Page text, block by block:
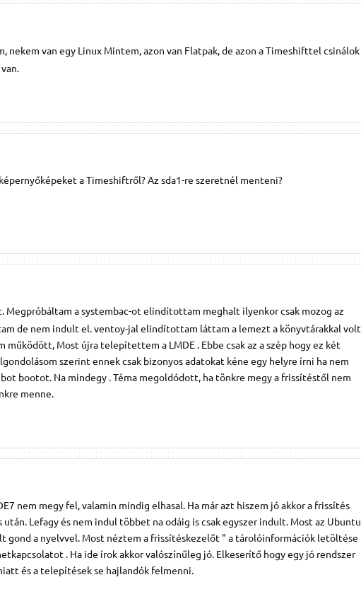
nekem van egy Linux Mintem, azon van Flatpak, de azon a Timeshifttel csinálok
a Timeshiftről? Az sda1-re szeretnél menteni?
Megpróbáltam a systembac-ot elindítottam meghalt ilyenkor csak mozog az
de nem indult el. ventoy-jal elindítottam láttam a lemezt a könyvtárakkal volt
Most újra telepítettem a LMDE . Ebbe csak az a szép hogy ez két
szerint ennek csak bizonyos adatokat kéne egy helyre írni ha nem
bootot. Na mindegy . Téma megoldódott, ha tönkre megy a frissítéstől nem
menne.
nem megy fel, valamin mindig elhasal. Ha már azt hiszem jó akkor a frissítés
Lefagy és nem indul többet na odáig is csak egyszer indult. Most az Ubuntu
gond a nyelvvel. Most néztem a frissítéskezelőt " a tárolóinformációk letöltése
. Ha ide írok akkor valószínűleg jó. Elkeserítő hogy egy jó rendszer
és a telepítések se hajlandók felmenni.